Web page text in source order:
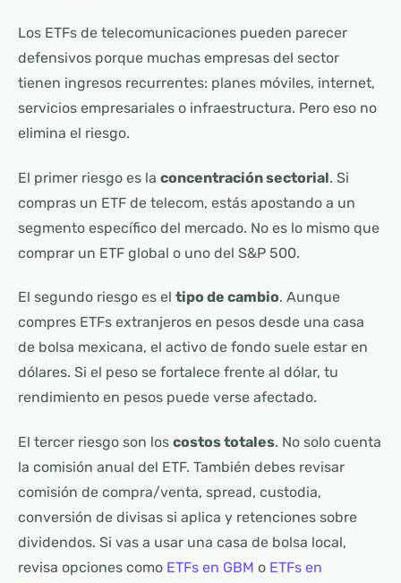
Los ETFs de telecomunicaciones pueden parecer
defensivos porque muchas empresas del sector
tienen ingresos recurrentes: planes móviles, internet,
servicios empresariales o infraestructura. Pero eso no
elimina el riesgo.
El primer riesgo es la concentración sectorial. Si
compras un ETF de telecom, estás apostando a un
segmento específico del mercado. No es lo mismo que
comprar un ETF global o uno del S&P 500.
El segundo riesgo es el tipo de cambio. Aunque
compres ETFs extranjeros en pesos desde una casa
de bolsa mexicana, el activo de fondo suele estar en
dólares. Si el peso se fortalece frente al dólar, tu
rendimiento en pesos puede verse afectado.
El tercer riesgo son los costos totales. No solo cuenta
la comisión anual del ETF. También debes revisar
comisión de compra/venta, spread, custodia,
conversión de divisas si aplica y retenciones sobre
dividendos. Si vas a usar una casa de bolsa local,
revisa opciones como ETFs en GBM o ETFs en